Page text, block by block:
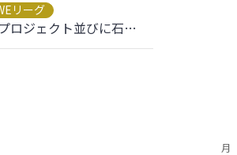
リーグ
石巻応援プロジェクト並びに石巻応援DAYを実施しました。
月